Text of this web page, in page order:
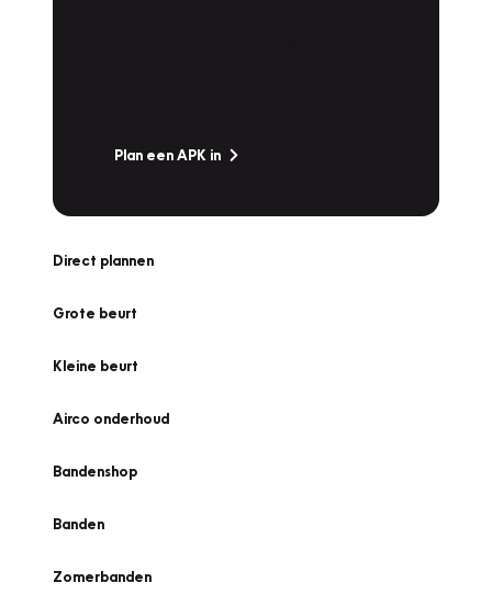
Plan een APK in
Direct plannen
Grote beurt
Kleine beurt
Airco onderhoud
Bandenshop
Banden
Zomerbanden